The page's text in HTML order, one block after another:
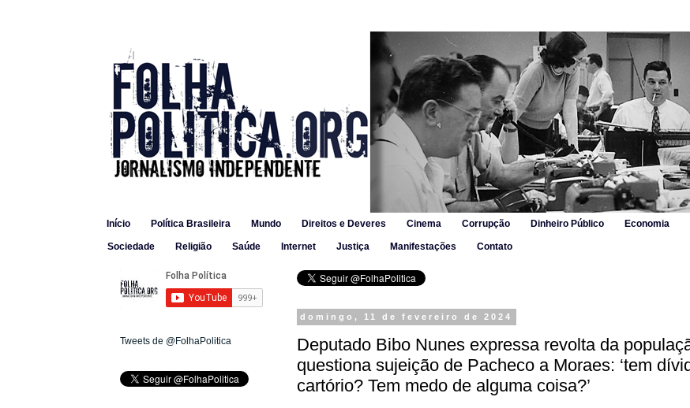
Início Política Brasileira Mundo Direitos e Deveres Cinema Corrupção Dinheiro Público Economia
Sociedade Religião Saúde Internet Justiça Manifestações Contato
domingo, 11 de fevereiro de 2024
Deputado Bibo Nunes expressa revolta da
questiona sujeição de Pacheco a Moraes: ‘tem
cartório? Tem medo de alguma coisa?’
Tweets de @FolhaPolitica